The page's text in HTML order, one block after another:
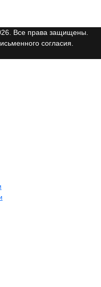
Все права защищены.
согласия.